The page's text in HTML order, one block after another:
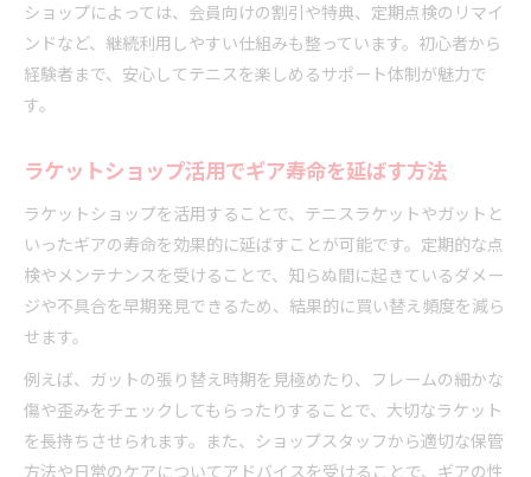
ショップによっては、会員向けの割引や特典、定期点検のリマイ
ンドなど、継続利用しやすい仕組みも整っています。初心者から
経験者まで、安心してテニスを楽しめるサポート体制が魅力で
す。
ラケットショップ活用でギア寿命を延ばす方法
ラケットショップを活用することで、テニスラケットやガットと
いったギアの寿命を効果的に延ばすことが可能です。定期的な点
検やメンテナンスを受けることで、知らぬ間に起きているダメー
ジや不具合を早期発見できるため、結果的に買い替え頻度を減ら
せます。
例えば、ガットの張り替え時期を見極めたり、フレームの細かな
傷や歪みをチェックしてもらったりすることで、大切なラケット
を長持ちさせられます。また、ショップスタッフから適切な保管
方法や日常のケアについてアドバイスを受けることで、ギアの性